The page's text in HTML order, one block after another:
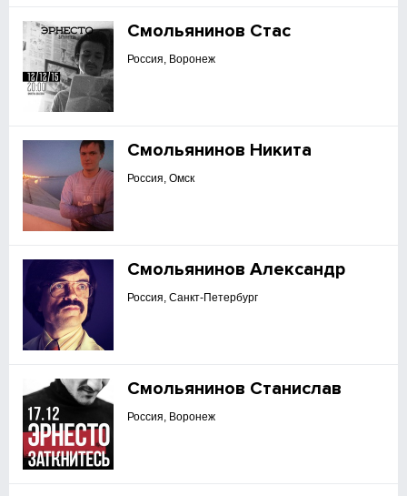
Смольянинов Стас
Россия, Воронеж
Смольянинов Никита
Россия, Омск
Смольянинов Александр
Россия, Санкт-Петербург
Смольянинов Станислав
Россия, Воронеж